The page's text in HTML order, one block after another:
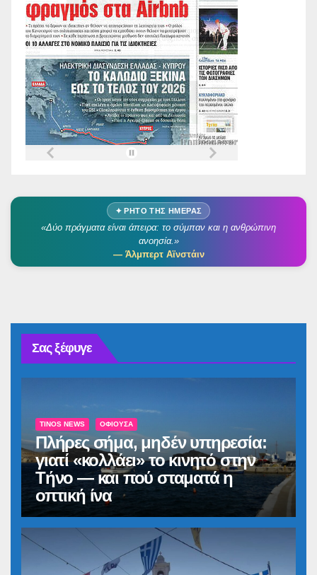
✦ ΡΗΤΌ ΤΗΣ ΗΜΈΡΑΣ
«Δύο πράγματα είναι άπειρα: το σύμπαν και η ανθρώπινη
ανοησία.»
— Άλμπερτ Αϊνστάιν
Σας ξέφυγε
TINOS NEWS ΟΦΙΟΎΣΑ
Πλήρες σήμα, μηδέν υπηρεσία:
γιατί «κολλάει» το κινητό στην
Τήνο — και πού σταματά η
οπτική ίνα